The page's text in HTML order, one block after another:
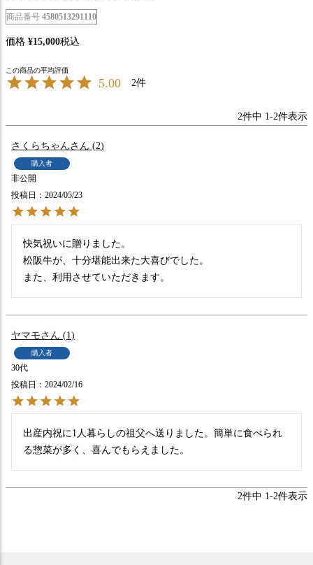
商品番号 4580513291110
価格 ¥15,000税込
5.00 2
2件中 1-2件表示
さくらちゃん 2
購入者
非公開
投稿日
2024/05/23
快気祝いに贈りました。
松阪牛が、十分堪能出来た大喜びでした。
また、利用させていただきます。
ヤマモ 1
購入者
30代
投稿日
2024/02/16
出産内祝に1人暮らしの祖父へ送りました。簡単に食べられ
る惣菜が多く、喜んでもらえました。
2件中 1-2件表示